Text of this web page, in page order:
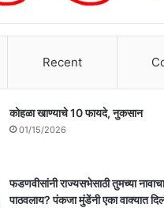
Recent
कोहळा खाण्याचे 10 फायदे, नुकसान
01/15/2026
फडणवीसांनी राज्यसभेसाठी तुमच्या
पाठवलाय? पंकजा मुंडेंनी एका वाक्यात